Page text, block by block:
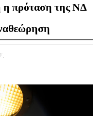
η πρόταση της ΝΔ